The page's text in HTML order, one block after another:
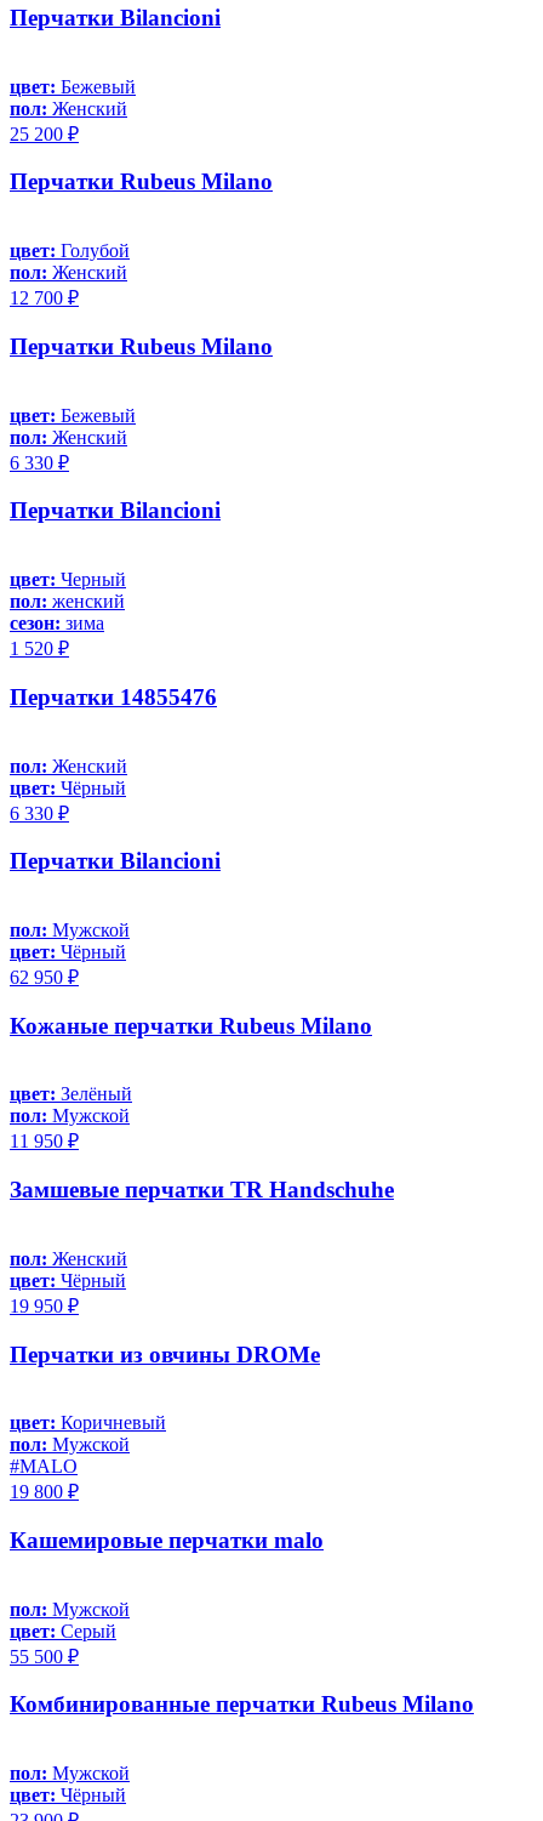
Перчатки Bilancioni
цвет: Бежевый
пол: Женский
25 200 ₽
Перчатки Rubeus Milano
цвет: Голубой
пол: Женский
12 700 ₽
Перчатки Rubeus Milano
цвет: Бежевый
пол: Женский
6 330 ₽
Перчатки Bilancioni
цвет: Черный
пол: женский
сезон: зима
1 520 ₽
Перчатки 14855476
пол: Женский
цвет: Чёрный
6 330 ₽
Перчатки Bilancioni
пол: Мужской
цвет: Чёрный
62 950 ₽
Кожаные перчатки Rubeus Milano
цвет: Зелёный
пол: Мужской
11 950 ₽
Замшевые перчатки TR Handschuhe
пол: Женский
цвет: Чёрный
19 950 ₽
Перчатки из овчины DROMe
цвет: Коричневый
пол: Мужской
#MALO
19 800 ₽
Кашемировые перчатки malo
пол: Мужской
цвет: Серый
55 500 ₽
Комбинированные перчатки Rubeus Milano
пол: Мужской
цвет: Чёрный